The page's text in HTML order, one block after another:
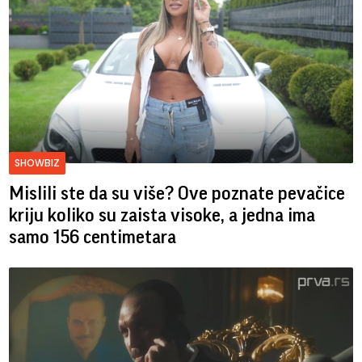
SHOWBIZ
Mislili ste da su više? Ove poznate pevačice
kriju koliko su zaista visoke, a jedna ima
samo 156 centimetara